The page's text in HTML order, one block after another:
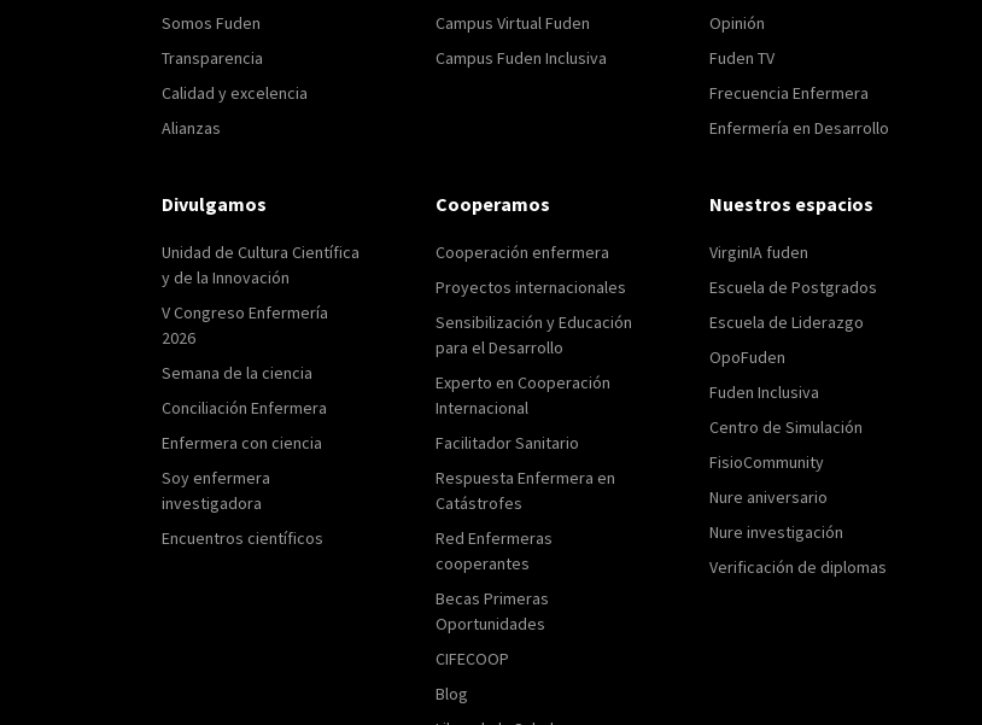
Somos Fuden
Transparencia
Calidad y excelencia
Alianzas
Campus Virtual Fuden
Campus Fuden Inclusiva
Opinión
Fuden TV
Frecuencia Enfermera
Enfermería en Desarrollo
Divulgamos
Unidad de Cultura Científica
y de la Innovación
V Congreso Enfermería
2026
Semana de la ciencia
Conciliación Enfermera
Enfermera con ciencia
Soy enfermera
investigadora
Encuentros científicos
Cooperamos
Cooperación enfermera
Proyectos internacionales
Sensibilización y Educación
para el Desarrollo
Experto en Cooperación
Internacional
Facilitador Sanitario
Respuesta Enfermera en
Catástrofes
Red Enfermeras
cooperantes
Becas Primeras
Oportunidades
CIFECOOP
Blog
Nuestros espacios
VirginIA fuden
Escuela de Postgrados
Escuela de Liderazgo
OpoFuden
Fuden Inclusiva
Centro de Simulación
FisioCommunity
Nure aniversario
Nure investigación
Verificación de diplomas